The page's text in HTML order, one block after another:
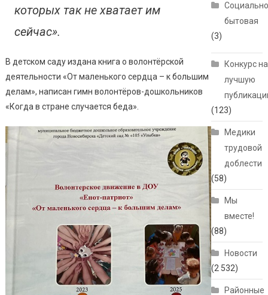
которых так не хватает им
сейчас».
В детском саду издана книга о волонтёрской
деятельности «От маленького сердца – к большим
делам», написан гимн волонтёров-дошкольников
«Когда в стране случается беда».
бытовая
(3)
Конкурс на
лучшую
(123)
Медики
трудовой
доблести
(58)
Мы
вместе!
(88)
Новости
(2 532)
Районные